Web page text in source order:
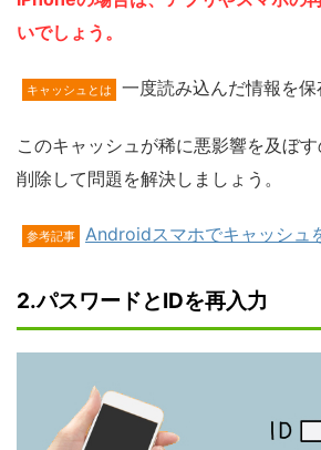
いでしょう。
キャッシュとは 一度読み込んだ情報を
このキャッシュが稀に悪影響を及ぼ
削除して問題を解決しましょう。
参考記事 Androidスマホでキャッシュ
2.パスワードとIDを再入力